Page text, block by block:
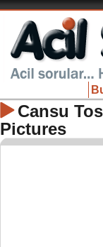
Cansu
Pictures